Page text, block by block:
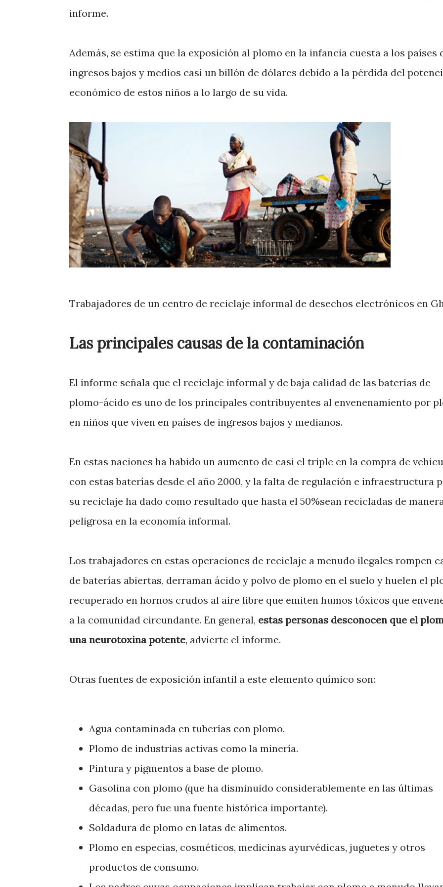
informe.
Además, se estima que la exposición al plomo en la infancia cuesta a los países
ingresos bajos y medios casi un billón de dólares debido a la pérdida del
económico de estos niños a lo largo de su vida.
Trabajadores de un centro de reciclaje informal de desechos electrónicos en
Las principales causas de la contaminación
El informe señala que el reciclaje informal y de baja calidad de las baterías de
plomo-ácido es uno de los principales contribuyentes al envenenamiento por
en niños que viven en países de ingresos bajos y medianos.
En estas naciones ha habido un aumento de casi el triple en la compra de
con estas baterías desde el año 2000, y la falta de regulación e infraestructura
su reciclaje ha dado como resultado que hasta el 50%sean recicladas de
peligrosa en la economía informal.
Los trabajadores en estas operaciones de reciclaje a menudo ilegales rompen
de baterías abiertas, derraman ácido y polvo de plomo en el suelo y huelen el
recuperado en hornos crudos al aire libre que emiten humos tóxicos que
a la comunidad circundante. En general, estas personas desconocen que el
una neurotoxina potente, advierte el informe.
Otras fuentes de exposición infantil a este elemento químico son:
Agua contaminada en tuberías con plomo.
Plomo de industrias activas como la minería.
Pintura y pigmentos a base de plomo.
Gasolina con plomo (que ha disminuido considerablemente en las últimas
décadas, pero fue una fuente histórica importante).
Soldadura de plomo en latas de alimentos.
Plomo en especias, cosméticos, medicinas ayurvédicas, juguetes y otros
productos de consumo.